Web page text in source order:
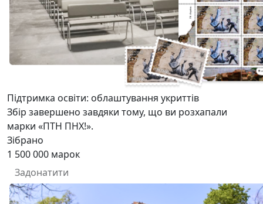
Підтримка освіти: облаштування укриттів
Збір завершено завдяки тому, що ви розхапали
марки «ПТН ПНХ!».
Зібрано
1 500 000 марок
Задонатити